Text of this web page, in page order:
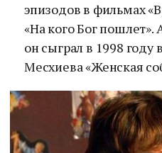
эпизодов в фильмах
«На кого Бог пошлет».
он сыграл в 1998 году
Месхиева «Женская